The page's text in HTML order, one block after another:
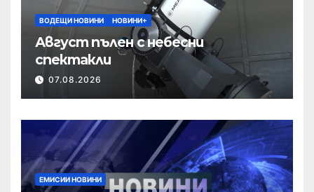
ВОДЕЩИ НОВИНИ НОВИНИ+
Август пълен с небесни
спектакли
07.08.2026
ЕМИСИИ НОВИНИ